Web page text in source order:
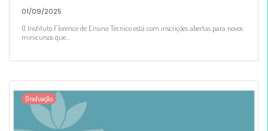
01/09/2025
O Instituto Florence de Ensino Técnico está com inscrições abertas para novos
minicursos que...
Graduação